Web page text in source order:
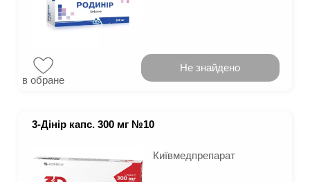
в обране
Не знайдено
3-Дінір капс. 300 мг №10
Київмедпрепарат